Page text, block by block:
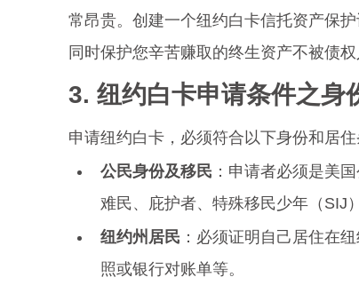
常昂贵。创建一个纽约白卡信托资产保
同时保护您辛苦赚取的终生资产不被债权
3. 纽约白卡申请条件之身
申请纽约白卡，必须符合以下身份和居住
公民身份及移民 ：申请者必须是美
难民、庇护者、特殊移民少年（SIJ
纽约州居民 ：必须证明自己居住在
照或银行对账单等。